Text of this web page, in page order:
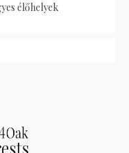
élőhelyek